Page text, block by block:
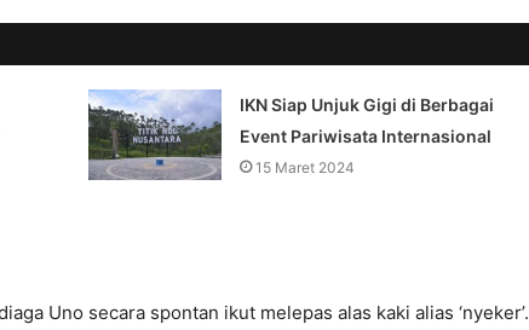
IKN Siap Unjuk Gigi di Berbagai
Event Pariwisata Internasional
15 Maret 2024
Uno secara spontan ikut melepas alas kaki alias ‘nyeker’.